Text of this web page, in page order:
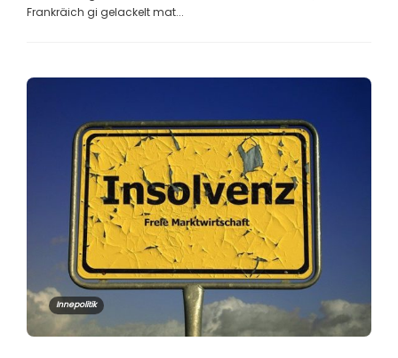
Frankräich gi gelackelt mat...
Innepolitik